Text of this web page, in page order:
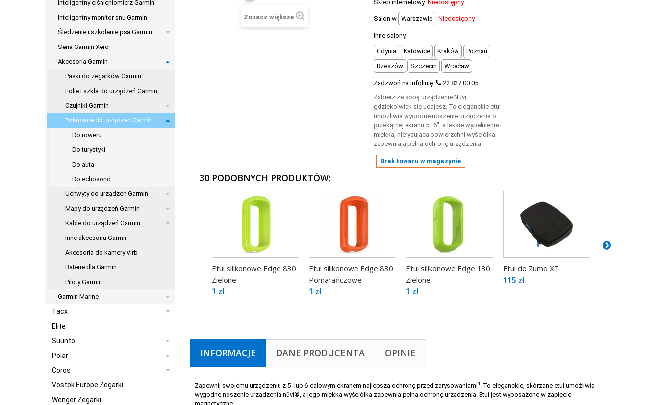
Inteligentny ciśnieniomierz Garmin
Inteligentny monitor snu Garmin
Śledzenie i szkolenie psa Garmin
Seria Garmin Xero
Akcesoria Garmin
Paski do zegarków Garmin
Folie i szkła do urządzeń Garmin
Czujniki Garmin
Pokrowce do urządzeń Garmin
Do roweru
Do turystyki
Do auta
Do echosond
Uchwyty do urządzeń Garmin
Mapy do urządzeń Garmin
Kable do urządzeń Garmin
Inne akcesoria Garmin
Akcesoria do kamery Virb
Baterie dla Garmin
Piloty Garmin
Garmin Marine
Tacx
Elite
Suunto
Polar
Coros
Vostok Europe Zegarki
Wenger Zegarki
Zobacz większe
Sklep internetowy: Niedostępny
Salon w Warszawie : Niedostępny
Inne salony:
Gdynia Katowice Kraków
Poznań
Rzeszów
Szczecin Wrocław
Zadzwoń na infolinię
22 827 00 05
Zabierz ze sobą urządzenie Nuvi,
gdziekolwiek się udajesz. To eleganckie etui
umożliwia wygodne noszenie urządzenia o
przekątnej ekranu 5 i 6", a lekkie wypełnienie i
miękka, nierysująca powierzchni wyściółka
zapewniają pełną ochronę urządzenia
Brak towaru w magazynie
30 PODOBNYCH PRODUKTÓW:
Etui silikonowe Edge 830
Zielone
1 zł
Etui silikonowe Edge 830
Pomarańczowe
1 zł
Etui silikonowe Edge 130
Zielone
1 zł
Etui do Zumo XT
115 zł
INFORMACJE DANE PRODUCENTA OPINIE
Zapewnij swojemu urządzeniu z 5- lub 6-calowym ekranem najlepszą ochronę przed zarysowaniami1
. To eleganckie, skórzane etui umożliwia
wygodne noszenie urządzenia nüvi®, a jego miękka wyściółka zapewnia pełną ochronę urządzenia. Etui jest wyposażone w zapięcie
magnetyczne.